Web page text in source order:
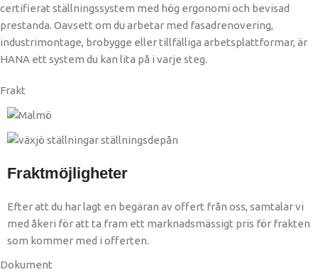
certifierat ställningssystem med hög ergonomi och bevisad
prestanda. Oavsett om du arbetar med fasadrenovering,
industrimontage, brobygge eller tillfälliga arbetsplattformar, är
HANA ett system du kan lita på i varje steg.
Frakt
Fraktmöjligheter
Efter att du har lagt en begäran av offert från oss, samtalar vi
med åkeri för att ta fram ett marknadsmässigt pris för frakten
som kommer med i offerten.
Dokument